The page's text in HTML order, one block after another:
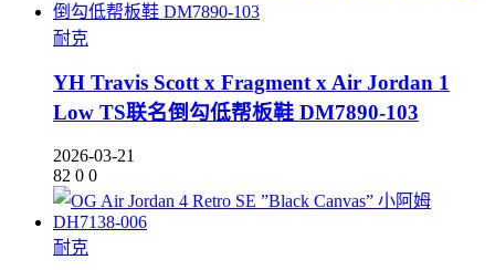
耐克
YH Travis Scott x Fragment x Air Jordan 1
Low TS联名倒勾低帮板鞋 DM7890-103
2026-03-21
82 0 0
耐克